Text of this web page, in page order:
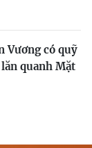
Vương có quỹ
quanh Mặt